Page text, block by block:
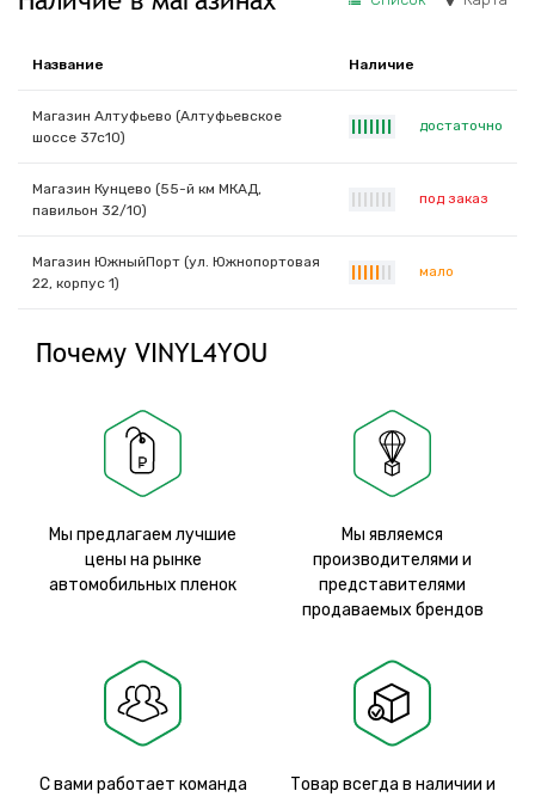
Название Наличие
Магазин Алтуфьево (Алтуфьевское
шоссе 37с10)
достаточно
Магазин Кунцево (55-й км МКАД,
павильон 32/10)
под заказ
Магазин ЮжныйПорт (ул. Южнопортовая
22, корпус 1)
мало
Почему VINYL4YOU
Мы предлагаем лучшие
цены на рынке
автомобильных пленок
Мы являемся
производителями и
представителями
продаваемых брендов
С вами работает команда
Товар всегда в наличии и